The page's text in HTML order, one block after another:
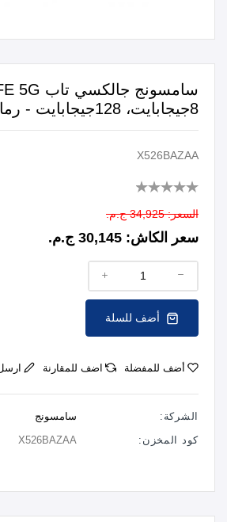
8جيجابايت، 128جيجابايت - رمادي
X526BAZAA
السعر: 34,925 ج.م.
سعر الكاش: 30,145 ج.م.
أضف للسلة
أضف للمفضلة اضف للمقارنة
الشركة:
سامسونج
كود المخزن:
X526BAZAA